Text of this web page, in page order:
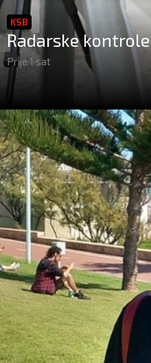
KSB
Radarske
Prije 1 sat